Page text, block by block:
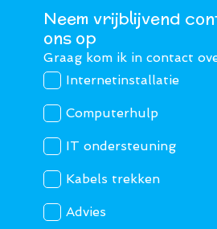
Neem vrijblijvend
ons op
Graag kom ik in contact
Internetinstallatie
Computerhulp
IT ondersteuning
Kabels trekken
Advies